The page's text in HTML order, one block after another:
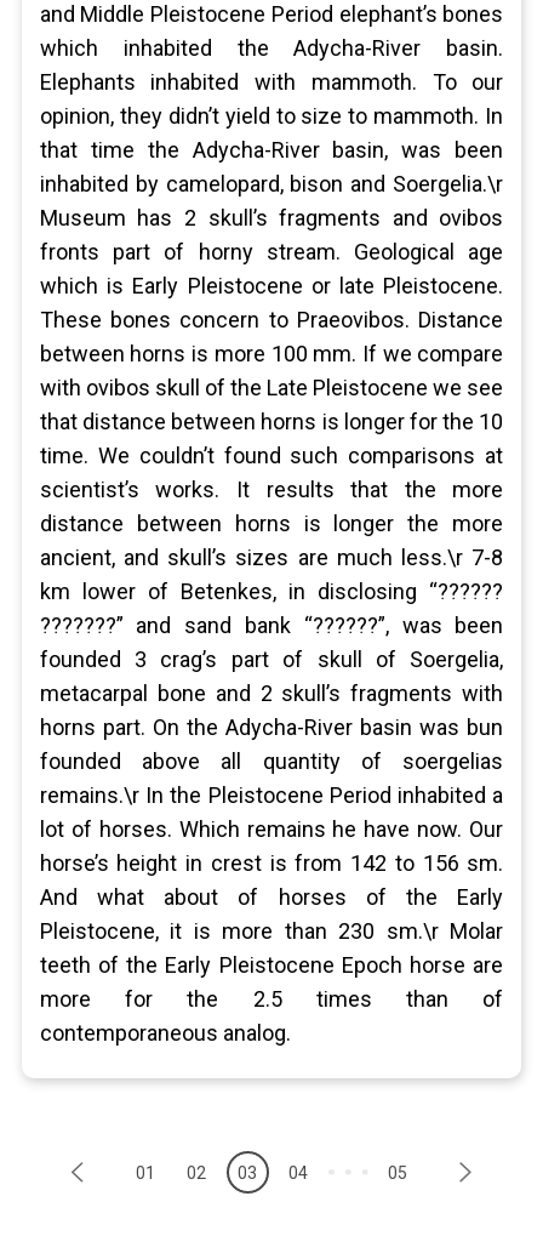
and Middle Pleistocene Period elephant’s bones
which inhabited the Adycha-River basin.
Elephants inhabited with mammoth. To our
opinion, they didn’t yield to size to mammoth. In
that time the Adycha-River basin, was been
inhabited by camelopard, bison and Soergelia.\r
Museum has 2 skull’s fragments and ovibos
fronts part of horny stream. Geological age
which is Early Pleistocene or late Pleistocene.
These bones concern to Praeovibos. Distance
between horns is more 100 mm. If we compare
with ovibos skull of the Late Pleistocene we see
that distance between horns is longer for the 10
time. We couldn’t found such comparisons at
scientist’s works. It results that the more
distance between horns is longer the more
ancient, and skull’s sizes are much less.\r 7-8
km lower of Betenkes, in disclosing “??????
???????” and sand bank “??????”, was been
founded 3 crag’s part of skull of Soergelia,
metacarpal bone and 2 skull’s fragments with
horns part. On the Adycha-River basin was bun
founded above all quantity of soergelias
remains.\r In the Pleistocene Period inhabited a
lot of horses. Which remains he have now. Our
horse’s height in crest is from 142 to 156 sm.
And what about of horses of the Early
Pleistocene, it is more than 230 sm.\r Molar
teeth of the Early Pleistocene Epoch horse are
more for the 2.5 times than of
contemporaneous analog.
01 02 03 04 05